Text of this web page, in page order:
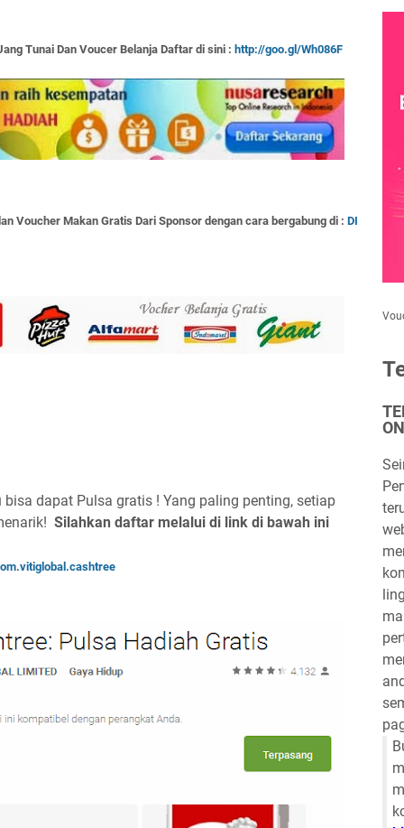
Tunai Dan Voucer Belanja Daftar di sini : http://goo.gl/Wh086F
Voucher Makan Gratis Dari Sponsor dengan cara bergabung di : DI
dapat Pulsa gratis ! Yang paling penting, setiap
Silahkan daftar melalui di link di bawah ini